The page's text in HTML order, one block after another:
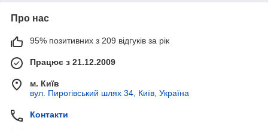
Про нас
95% позитивних з 209 відгуків за рік
Працює з 21.12.2009
м. Київ
вул. Пирогівський шлях 34, Київ, Україна
Контакти